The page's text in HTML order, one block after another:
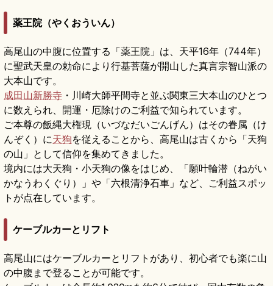
薬王院（やくおういん）
高尾山の中腹に位置する「薬王院」は、天平16年（744年）
に聖武天皇の勅命により行基菩薩が開山した真言宗智山派の
大本山です。
成田山新勝寺 ・川崎大師平間寺と並ぶ関東三大本山のひとつ
に数えられ、開運・厄除けのご利益で知られています。
ご本尊の飯縄大権現（いづなだいごんげん）はその眷属（け
んぞく）に天狗を従えることから、高尾山は古くから「天狗
の山」として信仰を集めてきました。
境内には大天狗・小天狗の像をはじめ、「願叶輪潜（ねがい
かなうわくぐり）」や「六根清浄石車」など、ご利益スポッ
トが点在しています。
ケーブルカーとリフト
高尾山にはケーブルカーとリフトがあり、初心者でも楽に山
の中腹まで登ることが可能です。